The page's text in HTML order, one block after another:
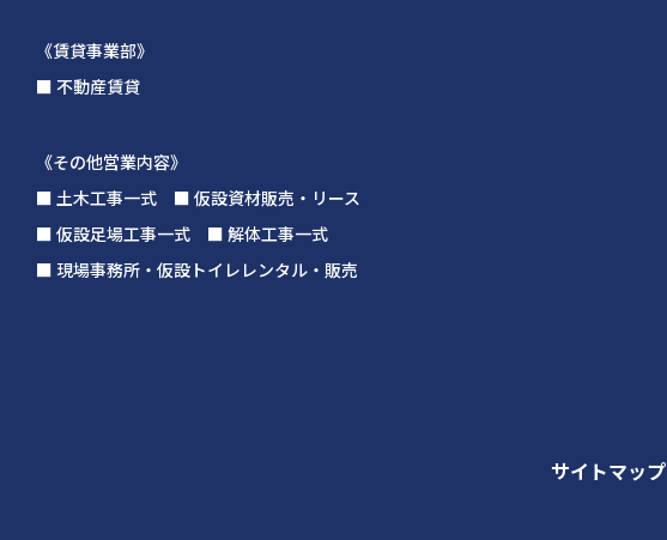
《賃貸事業部》
■ 不動産賃貸
《その他営業内容》
■ 土木工事一式 ■ 仮設資材販売・リース
■ 仮設足場工事一式 ■ 解体工事一式
■ 現場事務所・仮設トイレレンタル・販売
サイトマップ